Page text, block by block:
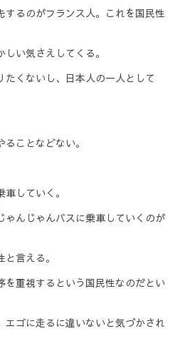
るのがフランス人。これを国民性
い気さえしてくる。
くないし、日本人の一人として
ことなどない。
していく。
んじゃんバスに乗車していくのが
言える。
重視するという国民性なのだとい
ゴに走るに違いないと気づかされ